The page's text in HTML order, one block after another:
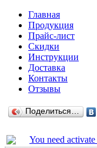
Главная
Продукция
Прайс-лист
Скидки
Инструкции
Доставка
Контакты
Отзывы
Поделиться…
You need